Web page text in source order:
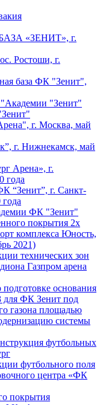
«ЗЕНИТ», г.
Ростоши, г.
база ФК "Зенит",
"Академии "Зенит"
г. Москва, май
г. Нижнекамск, май
Арена», г.
года
“Зенит”, г. Санкт-
ФК "Зенит"
покрытия 2х
комплекса Юность,
2021)
технических зон
Газпром арена
основания
для ФК Зенит под
газона площадью
системы
футбольных
футбольного поля
центра «ФК
покрытия